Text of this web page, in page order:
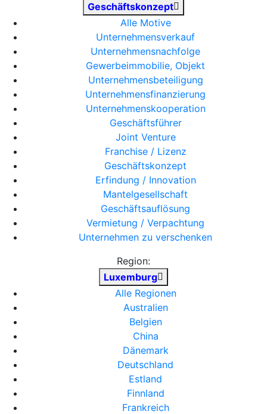
Geschäftskonzept
Alle Motive
Unternehmensverkauf
Unternehmensnachfolge
Gewerbeimmobilie, Objekt
Unternehmensbeteiligung
Unternehmensfinanzierung
Unternehmenskooperation
Geschäftsführer
Joint Venture
Franchise / Lizenz
Geschäftskonzept
Erfindung / Innovation
Mantelgesellschaft
Geschäftsauflösung
Vermietung / Verpachtung
Unternehmen zu verschenken
Region:
Luxemburg
Alle Regionen
Australien
Belgien
China
Dänemark
Deutschland
Estland
Finnland
Frankreich